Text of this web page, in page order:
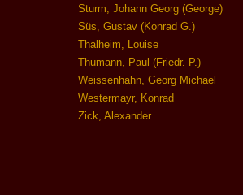
Sturm, Johann Georg (George)
Süs, Gustav (Konrad G.)
Thalheim, Louise
Thumann, Paul (Friedr. P.)
Weissenhahn, Georg Michael
Westermayr, Konrad
Zick, Alexander